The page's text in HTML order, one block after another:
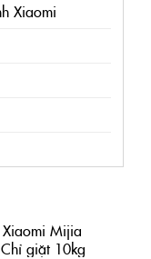
Xiaomi
Mijia
giặt 10kg